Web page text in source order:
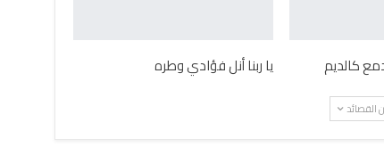
كالديم يا ربنا أنل فؤادي وطره
القصائد